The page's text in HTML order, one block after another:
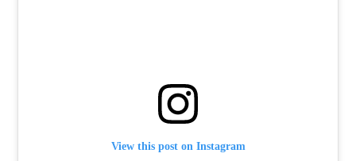
View this post on Instagram